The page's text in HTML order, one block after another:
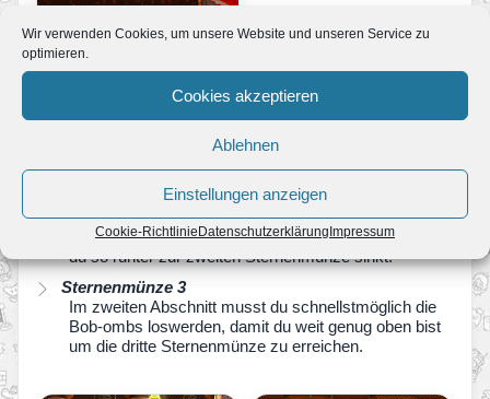
Wir verwenden Cookies, um unsere Website und unseren Service zu
optimieren.
Cookies akzeptieren
Ablehnen
Einstellungen anzeigen
Cookie-Richtlinie Datenschutzerklärung Impressum
Stromschlag oder Magmabad
Sternenmünze 1
Nach dem Start oben zwischen den Blitzen.
Sternenmünze 2
Sorg dafür das die Bob-omb auf der Wippe landet und
du so runter zur zweiten Sternenmünze sinkt.
Sternenmünze 3
Im zweiten Abschnitt musst du schnellstmöglich die
Bob-ombs loswerden, damit du weit genug oben bist
um die dritte Sternenmünze zu erreichen.